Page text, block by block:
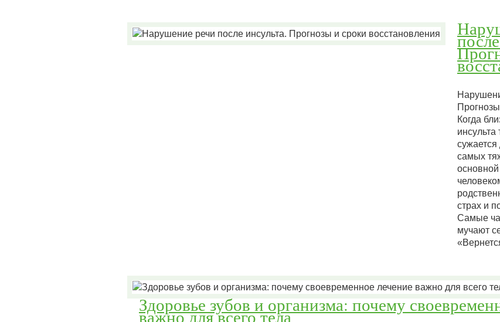
Когда
инсульта
самых
страх и
Самые
мучают
Здоровье зубов и организма: почему
важно для всего тела